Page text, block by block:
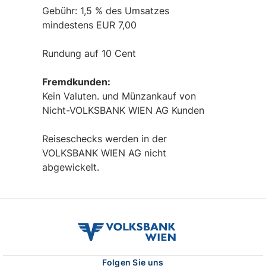
Gebühr: 1,5 % des Umsatzes
mindestens EUR 7,00
Rundung auf 10 Cent
Fremdkunden:
Kein Valuten. und Münzankauf von
Nicht-VOLKSBANK WIEN AG Kunden
Reiseschecks werden in der
VOLKSBANK WIEN AG nicht
abgewickelt.
volksbank
wien
Folgen Sie uns